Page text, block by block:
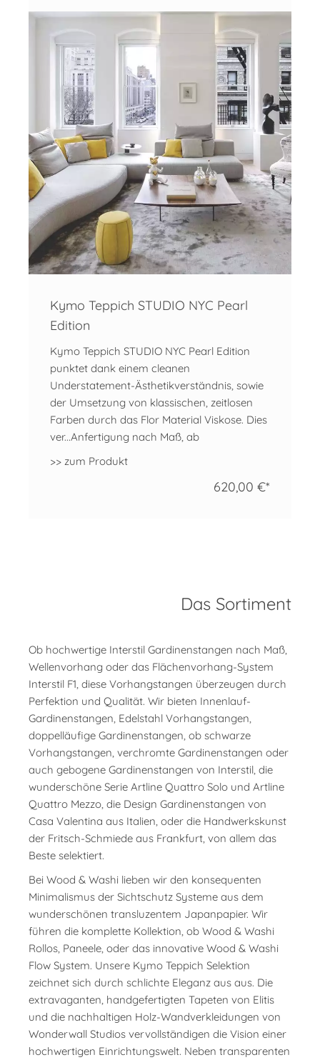
Kymo Teppich STUDIO NYC Pearl
Edition
Kymo Teppich STUDIO NYC Pearl Edition
punktet dank einem cleanen
Understatement-Ästhetikverständnis, sowie
der Umsetzung von klassischen, zeitlosen
Farben durch das Flor Material Viskose. Dies
ver...Anfertigung nach Maß, ab
>> zum Produkt
620,00 €*
Das Sortiment
Ob hochwertige Interstil Gardinenstangen nach Maß,
Wellenvorhang oder das Flächenvorhang-System
Interstil F1, diese Vorhangstangen überzeugen durch
Perfektion und Qualität. Wir bieten Innenlauf-
Gardinenstangen, Edelstahl Vorhangstangen,
doppelläufige Gardinenstangen, ob schwarze
Vorhangstangen, verchromte Gardinenstangen oder
auch gebogene Gardinenstangen von Interstil, die
wunderschöne Serie Artline Quattro Solo und Artline
Quattro Mezzo, die Design Gardinenstangen von
Casa Valentina aus Italien, oder die Handwerkskunst
der Fritsch-Schmiede aus Frankfurt, von allem das
Beste selektiert.
Bei Wood & Washi lieben wir den konsequenten
Minimalismus der Sichtschutz Systeme aus dem
wunderschönen transluzentem Japanpapier. Wir
führen die komplette Kollektion, ob Wood & Washi
Rollos, Paneele, oder das innovative Wood & Washi
Flow System. Unsere Kymo Teppich Selektion
zeichnet sich durch schlichte Eleganz aus aus. Die
extravaganten, handgefertigten Tapeten von Elitis
und die nachhaltigen Holz-Wandverkleidungen von
Wonderwall Studios vervollständigen die Vision einer
hochwertigen Einrichtungswelt. Neben transparenten